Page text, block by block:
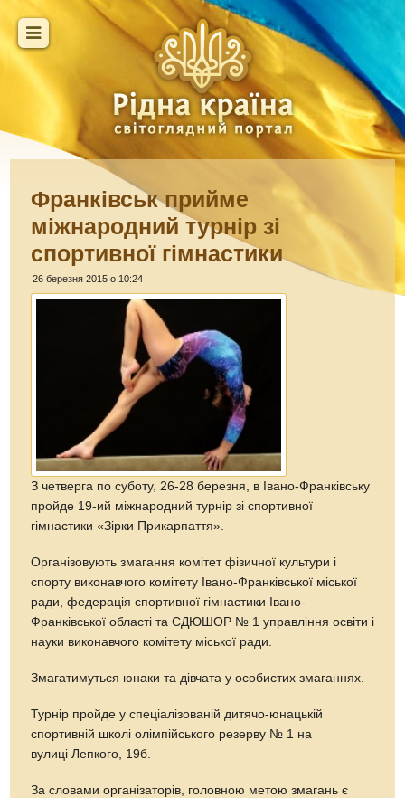
Франківськ прийме
міжнародний турнір зі
спортивної гімнастики
26 березня 2015 о 10:24
З четверга по суботу, 26-28 березня, в Івано-Франківську
пройде 19-ий міжнародний турнір зі спортивної
гімнастики «Зірки Прикарпаття».
Організовують змагання комітет фізичної культури і
спорту виконавчого комітету Івано-Франківської міської
ради, федерація спортивної гімнастики Івано-
Франківської області та СДЮШОР № 1 управління освіти і
науки виконавчого комітету міської ради.
Змагатимуться юнаки та дівчата у особистих змаганнях.
Турнір пройде у спеціалізованій дитячо-юнацькій
спортивній школі олімпійського резерву № 1 на
вулиці Лепкого, 19б.
За словами організаторів, головною метою змагань є